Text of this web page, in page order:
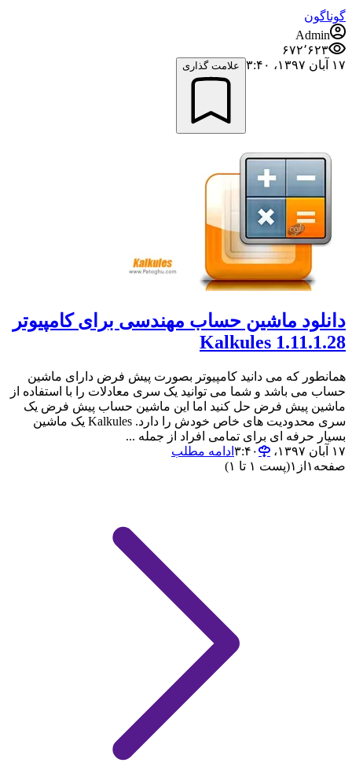
گوناگون
Admin
۶۷۲٬۶۲۳
۱۷ آبان ۱۳۹۷،‏ ۳:۴۰
علامت گذاری
دانلود ماشین حساب مهندسی برای کامپیوتر
Kalkules 1.11.1.28
همانطور که می دانید کامپیوتر بصورت پیش فرض دارای ماشین
حساب می باشد و شما می توانید یک سری معادلات را با استفاده از
ماشین پیش فرض حل کنید اما این ماشین حساب پیش فرض یک
سری محدودیت های خاص خودش را دارد. Kalkules یک ماشین
بسیار حرفه ای برای تمامی افراد از جمله ...
۱۷ آبان ۱۳۹۷،‏ ۳:۴۰
ادامه مطلب
صفحه ۱ از ۱(پست ۱ تا ۱)